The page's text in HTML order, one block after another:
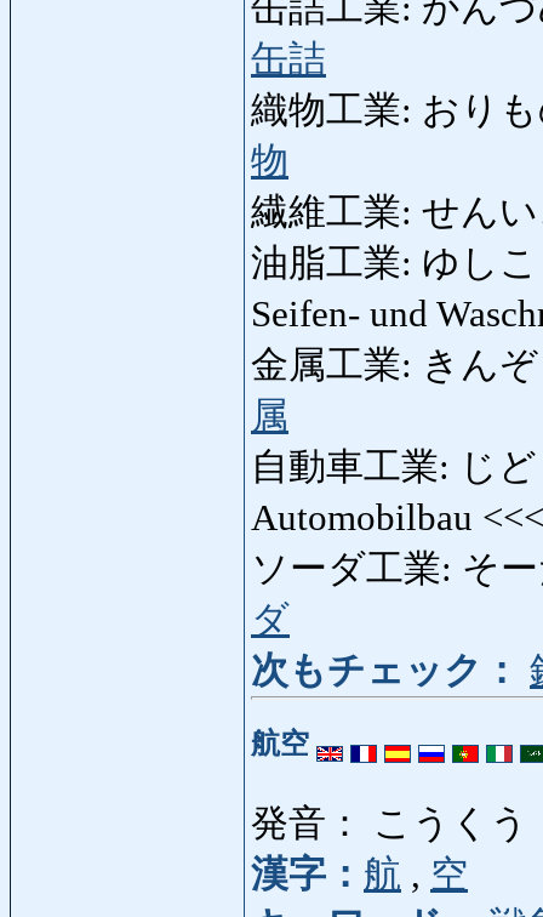
缶詰工業: かん
缶詰
織物工業: おり
物
繊維工業: せん
油脂工業: ゆし
Seifen- und
金属工業: きん
属
自動車工業: じ
Automobilbau
ソーダ工業: そ
ダ
次もチェック：
航空
発音： こうくう
漢字： 航 , 空